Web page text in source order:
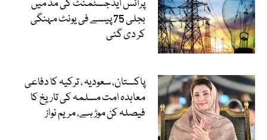
پرائس ایڈجسٹمنٹ کی مد میں
بجلی 75 پیسے فی یونٹ مہنگی
کر دی گئی
پاکستان، سعودیہ ، ترکیہ کا دفاعی
معاہدہ امت مسلمہ کی تاریخ کا
فیصلہ کن موڑ ہے، مریم نواز